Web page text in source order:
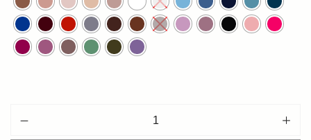
طريقة الغسيل: يمكن غسله يدوياً أو في